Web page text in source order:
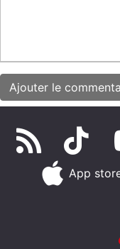
App